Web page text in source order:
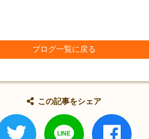
ブログ一覧に戻る
この記事をシェア